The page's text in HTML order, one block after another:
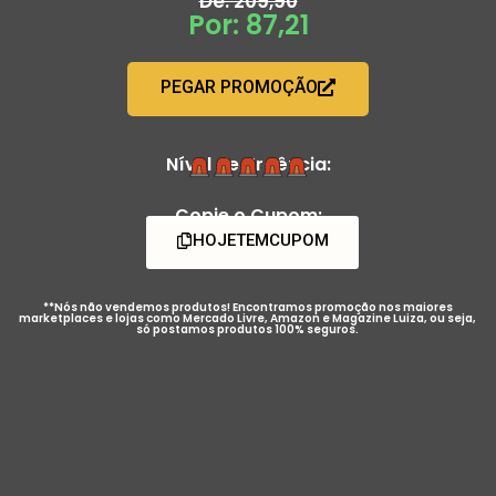
Por: 87,21
PEGAR PROMOÇÃO
Nível de Urgência:
Copie o Cupom:
HOJETEMCUPOM
**Nós não vendemos produtos! Encontramos promoção nos maiores
marketplaces e lojas como Mercado Livre, Amazon e Magazine Luiza, ou seja,
só postamos produtos 100% seguros.